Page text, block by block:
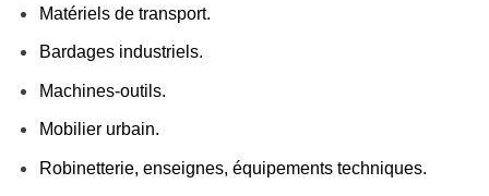
Matériels de transport.
Bardages industriels.
Machines-outils.
Mobilier urbain.
Robinetterie, enseignes, équipements techniques.